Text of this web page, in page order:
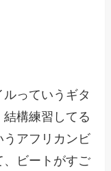
っていうギタ
構練習してる
うアフリカンビ
、ビートがすご